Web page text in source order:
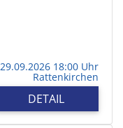
29.09.2026 18:00 Uhr
Rattenkirchen
DETAIL